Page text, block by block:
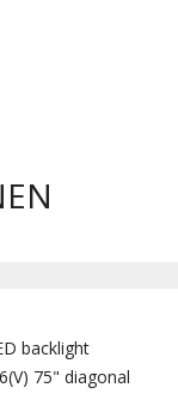
backlight
75" diagonal